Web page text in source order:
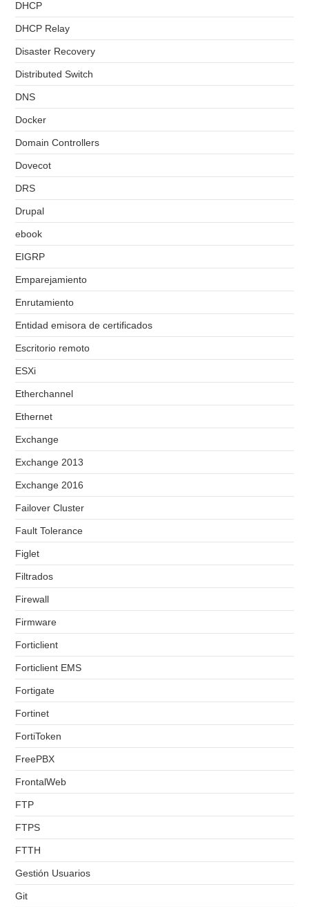
DHCP
DHCP Relay
Disaster Recovery
Distributed Switch
DNS
Docker
Domain Controllers
Dovecot
DRS
Drupal
ebook
EIGRP
Emparejamiento
Enrutamiento
Entidad emisora de certificados
Escritorio remoto
ESXi
Etherchannel
Ethernet
Exchange
Exchange 2013
Exchange 2016
Failover Cluster
Fault Tolerance
Figlet
Filtrados
Firewall
Firmware
Forticlient
Forticlient EMS
Fortigate
Fortinet
FortiToken
FreePBX
FrontalWeb
FTP
FTPS
FTTH
Gestión Usuarios
Git